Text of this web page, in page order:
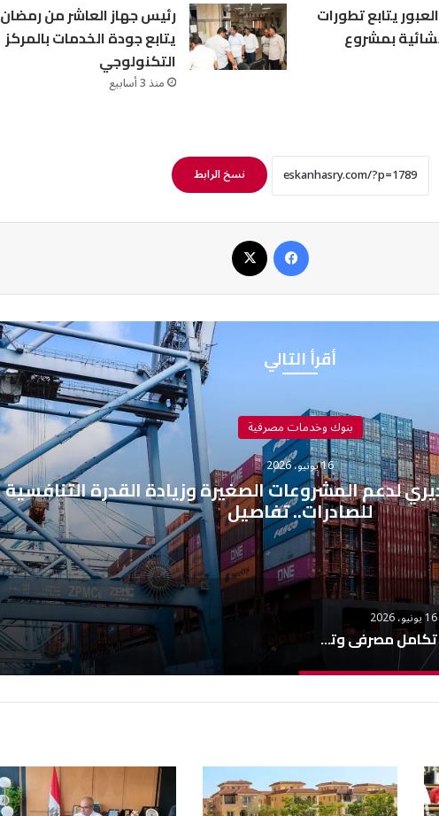
يتابع تطورات
بمشروع
رئيس جهاز العاشر من رمضان
يتابع جودة الخدمات بالمركز
التكنولوجي
منذ 3 أسابيع
نسخ الرابط
أقرأ التالي
بنوك وخدمات مصرفية
16 يونيو، 2026
لدعم المشروعات الصغيرة وزيادة القدرة التنافسية
للصادرات.. تفاصيل
16 يونيو، 2026
تكامل مصرفي وتصديري لدعم المشروعات الصغيرة وزيادة القدرة التنافسية للصادرات.. تفاصيل